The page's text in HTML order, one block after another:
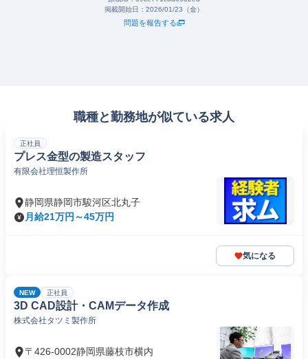
掲載開始日： 2026/01/23（金）
問題を報告する
職種と勤務地が似ている求人
正社員
プレス金型の製造スタッフ
有限会社理恒製作所
静岡県静岡市駿河区北丸子
月給21万円～45万円
気になる
NEW 正社員
3D CAD設計・CAMデータ作成
株式会社タツミ製作所
〒426-0002静岡県藤枝市横内